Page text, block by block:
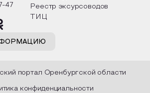
уголках
елочные
восхищение
яркому времени
47
Реестр эксурсоводов
ТИЦ
портал Оренбургской области
конфиденциальности